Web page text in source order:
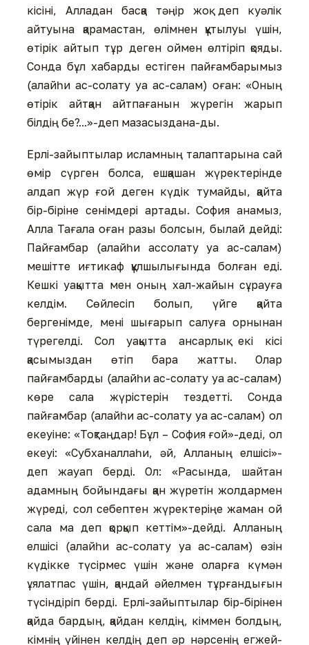
кісіні, Алладан басқа тәңір жоқ деп куәлік
айтуына қарамастан, өлімнен құтылуы үшін,
өтірік айтып тұр деген оймен өлтіріп қояды.
Сонда бұл хабарды естіген пайғамбарымыз
(алайһи ас-солату уа ас-салам) оған: «Оның
өтірік айтқан айтпағанын жүрегін жарып
білдің бе?...»-деп мазасыздана-ды.
Ерлі-зайыптылар исламның талаптарына сай
өмір сүрген болса, ешқашан жүректерінде
алдап жүр ғой деген күдік тумайды, қайта
бір-біріне сенімдері артады. София анамыз,
Алла Тағала оған разы болсын, былай дейді:
Пайғамбар (алайһи ассолату уа ас-салам)
мешітте иғтикаф құлшылығында болған еді.
Кешкі уақытта мен оның хал-жайын сұрауға
келдім. Сөйлесіп болып, үйге қайта
бергенімде, мені шығарып салуға орнынан
түрегелді. Сол уақытта ансарлық екі кісі
қасымыздан өтіп бара жатты. Олар
пайғамбарды (алайһи ас-солату уа ас-салам)
көре сала жүрістерін тездетті. Сонда
пайғамбар (алайһи ас-солату уа ас-салам) ол
екеуіне: «Тоқтаңдар! Бұл – София ғой»-деді, ол
екеуі: «Субханаллаһи, әй, Алланың елшісі»-
деп жауап берді. Ол: «Расында, шайтан
адамның бойындағы қан жүретін жолдармен
жүреді, сол себептен жүректеріңе жаман ой
сала ма деп қорқып кеттім»-дейді. Алланың
елшісі (алайһи ас-солату уа ас-салам) өзін
күдікке түсірмес үшін және оларға күмән
ұялатпас үшін, қандай әйелмен тұрғандығын
түсіндіріп берді. Ерлі-зайыптылар бір-бірінен
қайда бардың, қайдан келдің, кіммен болдың,
кімнің үйінен келдің деп әр нәрсенің егжей-